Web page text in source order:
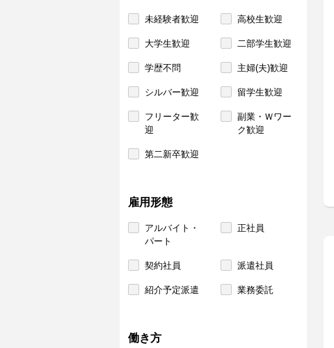
未経験者歓迎 高校生歓迎
大学生歓迎 二部学生歓迎
学歴不問 主婦(夫)歓迎
シルバー歓迎 留学生歓迎
フリーター歓
迎
副業・Ｗワー
ク歓迎
第二新卒歓迎
雇用形態
アルバイト・
パート
正社員
契約社員 派遣社員
紹介予定派遣 業務委託
働き方